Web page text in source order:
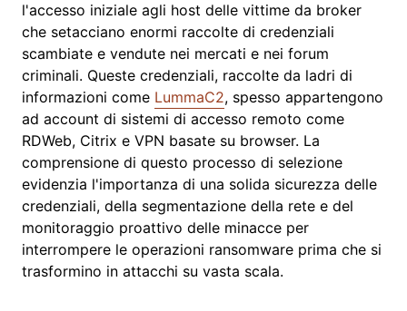
l'accesso iniziale agli host delle vittime da broker
che setacciano enormi raccolte di credenziali
scambiate e vendute nei mercati e nei forum
criminali. Queste credenziali, raccolte da ladri di
informazioni come LummaC2, spesso appartengono
ad account di sistemi di accesso remoto come
RDWeb, Citrix e VPN basate su browser. La
comprensione di questo processo di selezione
evidenzia l'importanza di una solida sicurezza delle
credenziali, della segmentazione della rete e del
monitoraggio proattivo delle minacce per
interrompere le operazioni ransomware prima che si
trasformino in attacchi su vasta scala.